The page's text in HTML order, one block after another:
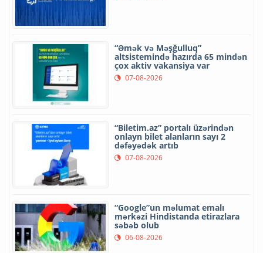
“Əmək və Məşğulluq”
altsistemində hazırda 65 mindən
çox aktiv vakansiya var
07-08-2026
“Biletim.az” portalı üzərindən
onlayn bilet alanların sayı 2
dəfəyədək artıb
07-08-2026
“Google”un məlumat emalı
mərkəzi Hindistanda etirazlara
səbəb olub
06-08-2026